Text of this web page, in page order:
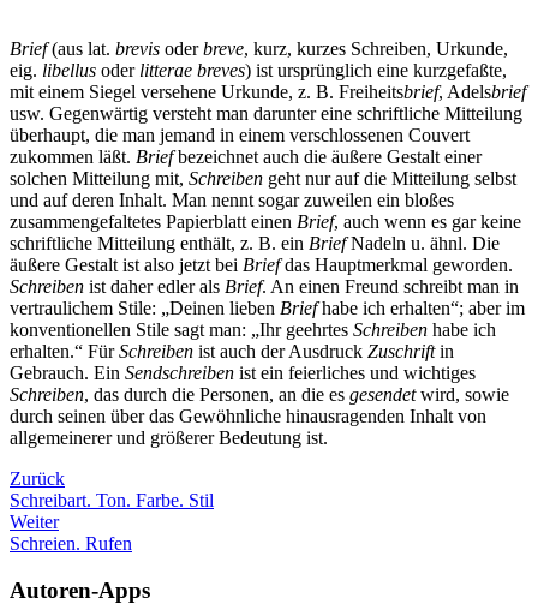
Brief(aus lat. brevis oderbreve, kurz, kurzes Schreiben, Urkunde,
eig. libellus oder litterae breves) ist ursprünglich eine kurzgefaßte,
mit einem Siegel versehene Urkunde, z. B. Freiheitsbrief, Adelsbrief
usw. Gegenwärtig versteht man darunter eine schriftliche Mitteilung
überhaupt, die man jemand in einem verschlossenen Couvert
zukommen läßt. Briefbezeichnet auch die äußere Gestalt einer
solchen Mitteilung mit, Schreiben geht nur auf die Mitteilung selbst
und auf deren Inhalt. Man nennt sogar zuweilen ein bloßes
zusammengefaltetes Papierblatt einen Brief, auch wenn es gar keine
schriftliche Mitteilung enthält, z. B. ein BriefNadeln u. ähnl. Die
äußere Gestalt ist also jetzt bei Briefdas Hauptmerkmal geworden.
Schreiben ist daher edler als Brief. An einen Freund schreibt man in
vertraulichem Stile: „Deinen lieben Briefhabe ich erhalten“; aber im
konventionellen Stile sagt man: „Ihr geehrtes Schreiben habe ich
erhalten.“ FürSchreiben ist auch der Ausdruck Zuschriftin
Gebrauch. Ein Sendschreiben ist ein feierliches und wichtiges
Schreiben, das durch die Personen, an die es gesendetwird, sowie
durch seinen über das Gewöhnliche hinausragenden Inhalt von
allgemeinerer und größerer Bedeutung ist.
Zurück
Schreibart. Ton. Farbe. Stil
Weiter
Schreien. Rufen
Autoren-Apps